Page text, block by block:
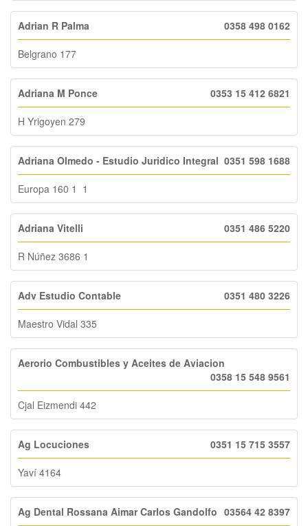
Adrian R Palma 0358 498 0162
Belgrano 177
Adriana M Ponce 0353 15 412 6821
H Yrigoyen 279
Adriana Olmedo - Estudio Juridico Integral 0351 598 1688
Europa 160 1 1
Adriana Vitelli 0351 486 5220
R Núñez 3686 1
Adv Estudio Contable 0351 480 3226
Maestro Vidal 335
Aerorio Combustibles y Aceites de Aviacion
0358 15 548 9561
Cjal Eizmendi 442
Ag Locuciones 0351 15 715 3557
Yaví 4164
Ag Dental Rossana Aimar Carlos Gandolfo 03564 42 8397